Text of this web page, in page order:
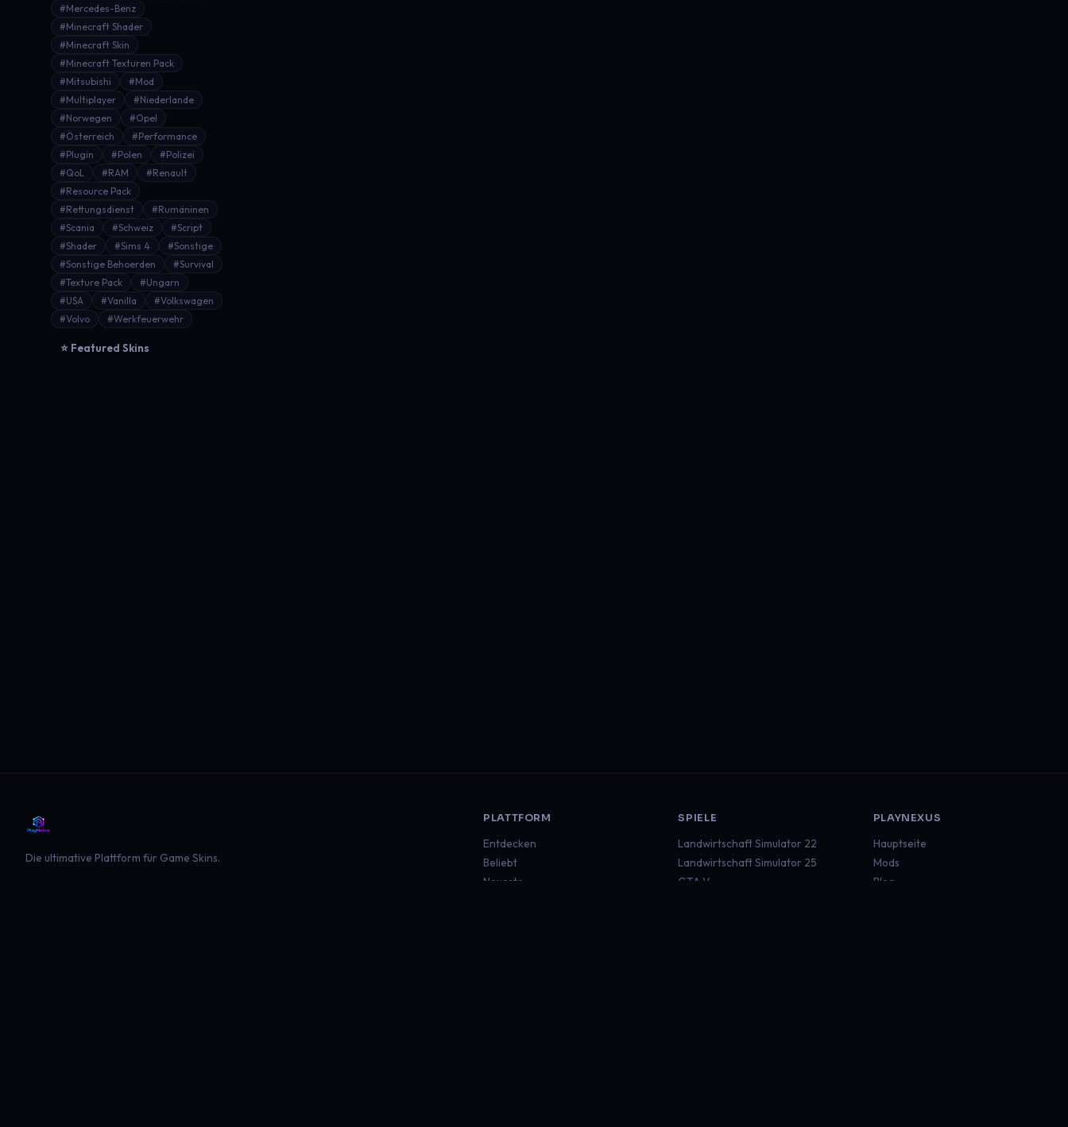
#Mercedes-Benz
#Minecraft Shader
#Minecraft Skin
#Minecraft Texturen Pack
#Mitsubishi
#Mod
#Multiplayer
#Niederlande
#Norwegen
#Opel
#Österreich
#Performance
#Plugin
#Polen
#Polizei
#QoL
#RAM
#Renault
#Resource Pack
#Rettungsdienst
#Rumäninen
#Scania
#Schweiz
#Script
#Shader
#Sims 4
#Sonstige
#Sonstige Behoerden
#Survival
#Texture Pack
#Ungarn
#USA
#Vanilla
#Volkswagen
#Volvo
#Werkfeuerwehr
⭐ Featured Skins
Die ultimative Plattform für Game Skins.
PLATTFORM
Entdecken
Beliebt
Neueste
SPIELE
Landwirtschaft Simulator 22
Landwirtschaft Simulator 25
GTA V
PLAYNEXUS
Hauptseite
Mods
Blog